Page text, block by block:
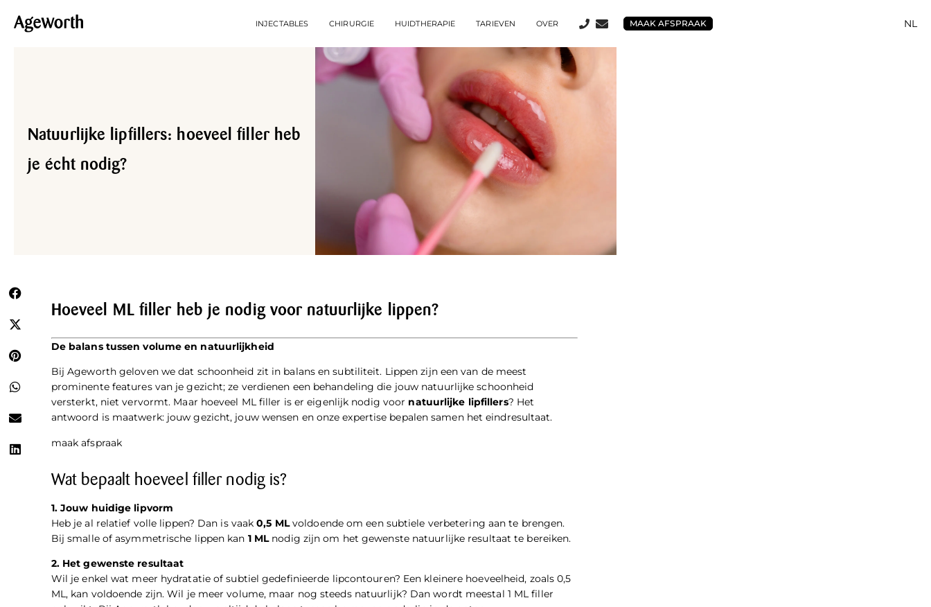
INJECTABLES CHIRURGIE HUIDTHERAPIE TARIEVEN OVER MAAK AFSPRAAK NL
Natuurlijke lipfillers: hoeveel filler heb
je écht nodig?
Hoeveel ML filler heb je nodig voor natuurlijke lippen?
De balans tussen volume en natuurlijkheid
Bij Ageworth geloven we dat schoonheid zit in balans en subtiliteit. Lippen zijn een van de meest
prominente features van je gezicht; ze verdienen een behandeling die jouw natuurlijke schoonheid
versterkt, niet vervormt. Maar hoeveel ML filler is er eigenlijk nodig voor natuurlijke lipfillers? Het
antwoord is maatwerk: jouw gezicht, jouw wensen en onze expertise bepalen samen het eindresultaat.
maak afspraak
Wat bepaalt hoeveel filler nodig is?
1. Jouw huidige lipvorm
Heb je al relatief volle lippen? Dan is vaak0,5 MLvoldoende om een subtiele verbetering aan te brengen.
Bij smalle of asymmetrische lippen kan 1 MLnodig zijn om het gewenste natuurlijke resultaat te bereiken.
2. Het gewenste resultaat
Wil je enkel wat meer hydratatie of subtiel gedefinieerde lipcontouren? Een kleinere hoeveelheid, zoals 0,5
ML, kan voldoende zijn. Wil je meer volume, maar nog steeds natuurlijk? Dan wordt meestal 1 ML filler